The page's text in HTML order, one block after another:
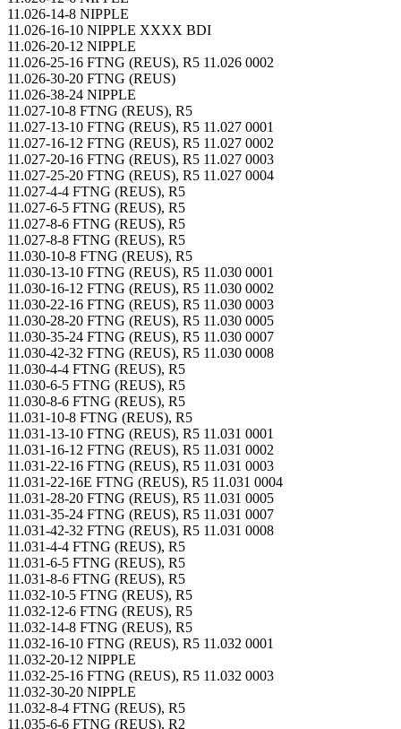
11.026-14-8 NIPPLE
11.026-16-10 NIPPLE XXXX BDI
11.026-20-12 NIPPLE
11.026-25-16 FTNG (REUS), R5 11.026 0002
11.026-30-20 FTNG (REUS)
11.026-38-24 NIPPLE
11.027-10-8 FTNG (REUS), R5
11.027-13-10 FTNG (REUS), R5 11.027 0001
11.027-16-12 FTNG (REUS), R5 11.027 0002
11.027-20-16 FTNG (REUS), R5 11.027 0003
11.027-25-20 FTNG (REUS), R5 11.027 0004
11.027-4-4 FTNG (REUS), R5
11.027-6-5 FTNG (REUS), R5
11.027-8-6 FTNG (REUS), R5
11.027-8-8 FTNG (REUS), R5
11.030-10-8 FTNG (REUS), R5
11.030-13-10 FTNG (REUS), R5 11.030 0001
11.030-16-12 FTNG (REUS), R5 11.030 0002
11.030-22-16 FTNG (REUS), R5 11.030 0003
11.030-28-20 FTNG (REUS), R5 11.030 0005
11.030-35-24 FTNG (REUS), R5 11.030 0007
11.030-42-32 FTNG (REUS), R5 11.030 0008
11.030-4-4 FTNG (REUS), R5
11.030-6-5 FTNG (REUS), R5
11.030-8-6 FTNG (REUS), R5
11.031-10-8 FTNG (REUS), R5
11.031-13-10 FTNG (REUS), R5 11.031 0001
11.031-16-12 FTNG (REUS), R5 11.031 0002
11.031-22-16 FTNG (REUS), R5 11.031 0003
11.031-22-16E FTNG (REUS), R5 11.031 0004
11.031-28-20 FTNG (REUS), R5 11.031 0005
11.031-35-24 FTNG (REUS), R5 11.031 0007
11.031-42-32 FTNG (REUS), R5 11.031 0008
11.031-4-4 FTNG (REUS), R5
11.031-6-5 FTNG (REUS), R5
11.031-8-6 FTNG (REUS), R5
11.032-10-5 FTNG (REUS), R5
11.032-12-6 FTNG (REUS), R5
11.032-14-8 FTNG (REUS), R5
11.032-16-10 FTNG (REUS), R5 11.032 0001
11.032-20-12 NIPPLE
11.032-25-16 FTNG (REUS), R5 11.032 0003
11.032-30-20 NIPPLE
11.032-8-4 FTNG (REUS), R5
11.035-6-6 FTNG (REUS), R2